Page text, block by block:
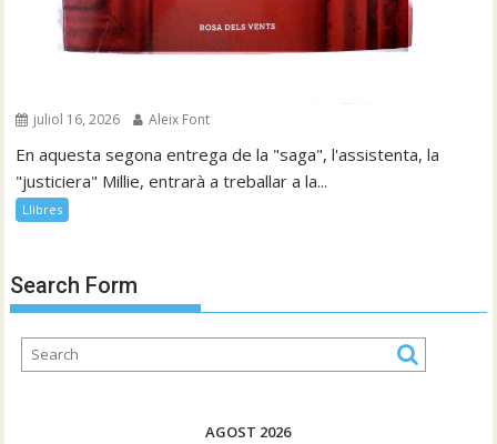
juliol 16, 2026 Aleix Font
En aquesta segona entrega de la "saga", l'assistenta, la
"justiciera" Millie, entrarà a treballar a la...
Llibres
Search Form
AGOST 2026